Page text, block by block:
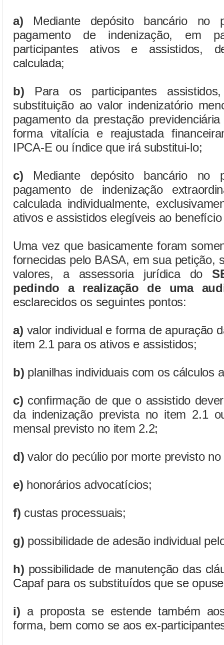
a) Mediante depósito bancário
pagamento de indenização, em
participantes ativos e assistidos,
calculada;
b) Para os participantes
substituição ao valor indenizatório
pagamento da prestação
forma vitalícia e reajustada
IPCA-E ou índice que irá substitui-lo;
c) Mediante depósito bancário
pagamento de indenização
calculada individualmente,
ativos e assistidos elegíveis ao
Uma vez que basicamente foram
fornecidas pelo BASA, em sua petição,
valores, a assessoria jurídica do
pedindo a realização de uma
esclarecidos os seguintes pontos:
a) valor individual e forma de apuração
item 2.1 para os ativos e assistidos;
b) planilhas individuais com os cálculos
c) confirmação de que o assistido
da indenização prevista no item 2.1
mensal previsto no item 2.2;
d) valor do pecúlio por morte previsto
e) honorários advocatícios;
f) custas processuais;
g) possibilidade de adesão individual
h) possibilidade de manutenção das
Capaf para os substituídos que se
i) a proposta se estende também
forma, bem como se aos ex-